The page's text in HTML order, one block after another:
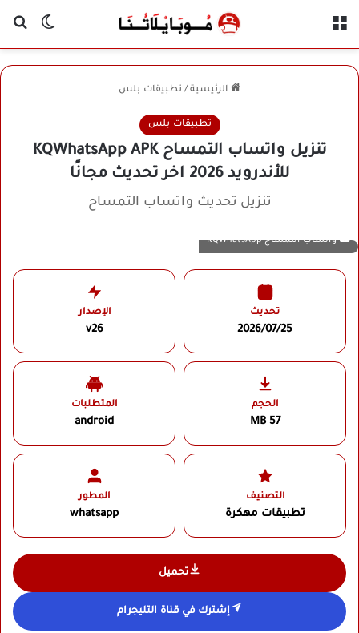
الوضع
الرئيسية / تطبيقات بلس
تطبيقات بلس
تنزيل واتساب التمساح KQWhatsApp APK
للأندرويد 2026 اخر تحديث مجانًا
تنزيل تحديث واتساب التمساح
واتساب التمساح KQWhatsApp
تحديث
2026/07/25
الإصدار
v26
الحجم
57 MB
المتطلبات
android
التصنيف
تطبيقات مهكرة
المطور
whatsapp
تحميل
إشترك في قناة التليجرام